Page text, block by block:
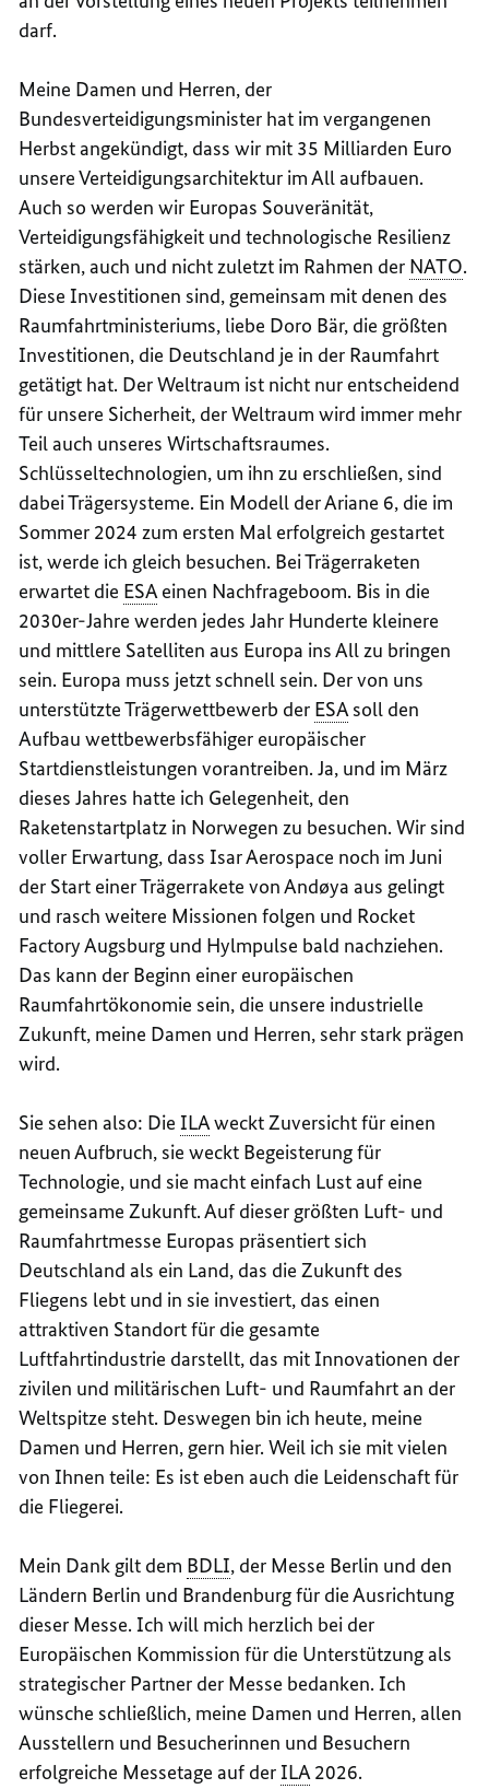
darf.
Meine Damen und Herren, der
Bundesverteidigungsminister hat im vergangenen
Herbst angekündigt, dass wir mit 35 Milliarden Euro
unsere Verteidigungsarchitektur im All aufbauen.
Auch so werden wir Europas Souveränität,
Verteidigungsfähigkeit und technologische Resilienz
stärken, auch und nicht zuletzt im Rahmen der NATO.
Diese Investitionen sind, gemeinsam mit denen des
Raumfahrtministeriums, liebe Doro Bär, die größten
Investitionen, die Deutschland je in der Raumfahrt
getätigt hat. Der Weltraum ist nicht nur entscheidend
für unsere Sicherheit, der Weltraum wird immer mehr
Teil auch unseres Wirtschaftsraumes.
Schlüsseltechnologien, um ihn zu erschließen, sind
dabei Trägersysteme. Ein Modell der Ariane 6, die im
Sommer 2024 zum ersten Mal erfolgreich gestartet
ist, werde ich gleich besuchen. Bei Trägerraketen
erwartet die ESA einen Nachfrageboom. Bis in die
2030er-Jahre werden jedes Jahr Hunderte kleinere
und mittlere Satelliten aus Europa ins All zu bringen
sein. Europa muss jetzt schnell sein. Der von uns
unterstützte Trägerwettbewerb der ESA soll den
Aufbau wettbewerbsfähiger europäischer
Startdienstleistungen vorantreiben. Ja, und im März
dieses Jahres hatte ich Gelegenheit, den
Raketenstartplatz in Norwegen zu besuchen. Wir sind
voller Erwartung, dass Isar Aerospace noch im Juni
der Start einer Trägerrakete von Andøya aus gelingt
und rasch weitere Missionen folgen und Rocket
FactoryAugsburg und Hylmpulse bald nachziehen.
Das kann der Beginn einer europäischen
Raumfahrtökonomie sein, die unsere industrielle
Zukunft, meine Damen und Herren, sehr stark prägen
wird.
Sie sehen also: Die ILAweckt Zuversicht für einen
neuen Aufbruch, sie weckt Begeisterung für
Technologie, und sie macht einfach Lust auf eine
gemeinsame Zukunft. Auf dieser größten Luft- und
Raumfahrtmesse Europas präsentiert sich
Deutschland als ein Land, das die Zukunft des
Fliegens lebt und in sie investiert, das einen
attraktiven Standort für die gesamte
Luftfahrtindustrie darstellt, das mit Innovationen der
zivilen und militärischen Luft- und Raumfahrt an der
Weltspitze steht. Deswegen bin ich heute, meine
Damen und Herren, gern hier. Weil ich sie mit vielen
von Ihnen teile: Es ist eben auch die Leidenschaft für
die Fliegerei.
Mein Dank gilt dem BDLI, der Messe Berlin und den
Ländern Berlin und Brandenburg für die Ausrichtung
dieser Messe. Ich will mich herzlich bei der
Europäischen Kommission für die Unterstützung als
strategischer Partner der Messe bedanken. Ich
wünsche schließlich, meine Damen und Herren, allen
Ausstellern und Besucherinnen und Besuchern
erfolgreiche Messetage auf der ILA 2026.